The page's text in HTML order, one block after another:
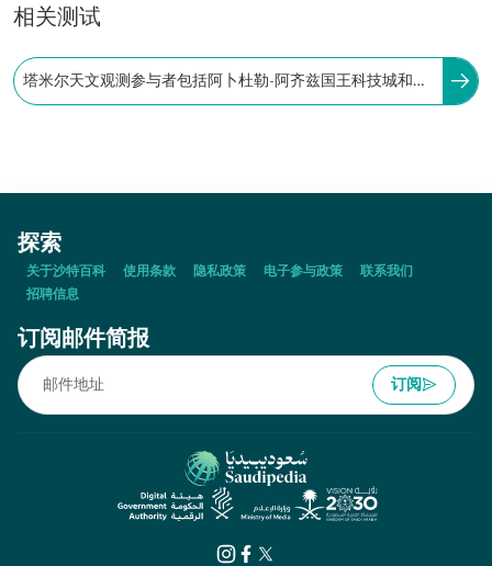
相关测试
塔米尔天文观测参与者包括阿卜杜勒-阿齐兹国王科技城和司
探索
关于沙特百科 使用条款 隐私政策 电子参与政策
联系我们
招聘信息
订阅邮件简报
订阅